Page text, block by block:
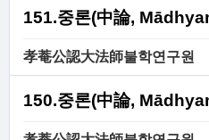
151.중론(中論,
孝菴公認大法師불학연구원
150.중론(中論,